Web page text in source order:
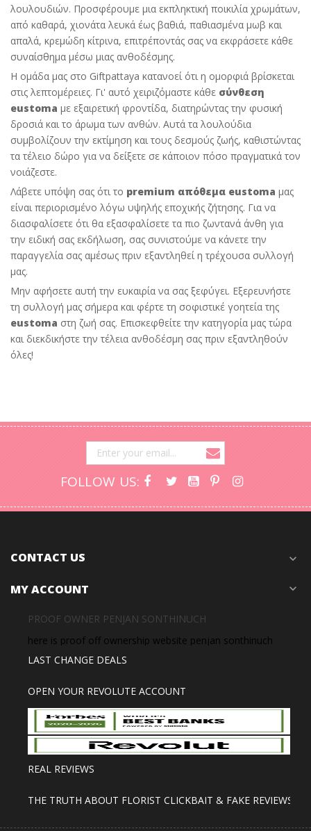
λουλουδιών. Προσφέρουμε μια εκπληκτική ποικιλία χρωμάτων,
από καθαρά, χιονάτα λευκά έως βαθιά, παθιασμένα μωβ και
απαλά, κρεμώδη κίτρινα, επιτρέποντάς σας να εκφράσετε κάθε
συναίσθημα μέσω μιας ανθοδέσμης.
Η ομάδα μας στο Giftpattaya κατανοεί ότι η ομορφιά βρίσκεται
στις λεπτομέρειες. Γι' αυτό χειριζόμαστε κάθε σύνθεση
eustoma με εξαιρετική φροντίδα, διατηρώντας την φυσική
δροσιά και το άρωμα των ανθών. Αυτά τα λουλούδια
συμβολίζουν την εκτίμηση και τους δεσμούς ζωής, καθιστώντας
τα τέλειο δώρο για να δείξετε σε κάποιον πόσο πραγματικά τον
νοιάζεστε.
Λάβετε υπόψη σας ότι το premium απόθεμα eustoma μας
είναι περιορισμένο λόγω υψηλής εποχικής ζήτησης. Για να
διασφαλίσετε ότι θα εξασφαλίσετε τα πιο ζωντανά άνθη για
την ειδική σας εκδήλωση, σας συνιστούμε να κάνετε την
παραγγελία σας αμέσως πριν εξαντληθεί η τρέχουσα συλλογή
μας.
Μην αφήσετε αυτή την ευκαιρία να σας ξεφύγει. Εξερευνήστε
τη συλλογή μας σήμερα και φέρτε τη σοφιστικέ γοητεία της
eustoma στη ζωή σας. Επισκεφθείτε την κατηγορία μας τώρα
και διεκδικήστε την τέλεια ανθοδέσμη σας πριν εξαντληθούν
όλες!
FOLLOW US:
CONTACT US expand_more
MY ACCOUNT expand_more
PROOF OWNER PENJAN SONTHINUCH
here is proof off ownership website penjan sonthinuch
LAST CHANGE DEALS
OPEN YOUR REVOLUTE ACCOUNT
REAL REVIEWS
THE TRUTH ABOUT FLORIST CLICKBAIT & FAKE REVIEWS